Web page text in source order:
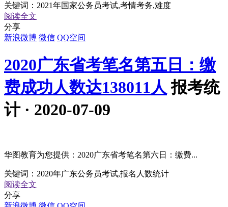
关键词： 2021年国家公务员考试,考情考务,难度
阅读全文
分享
新浪微博 微信 QQ空间
2020广东省考笔名第五日：缴
费成功人数达138011人 报考统
计 · 2020-07-09
华图教育为您提供：2020广东省考笔名第六日：缴费...
关键词： 2020年广东公务员考试,报名人数统计
阅读全文
分享